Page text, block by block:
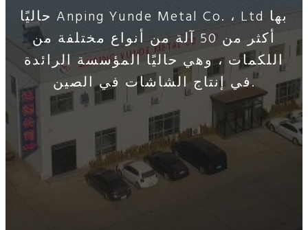
حاليًا Anping Yunde Metal Co. ، Ltd بها
أكثر من 50 آلة من أنواع مختلفة من
اللكمات ، وهي حاليًا المؤسسة الرائدة
في إنتاج الشاشات في الصين.